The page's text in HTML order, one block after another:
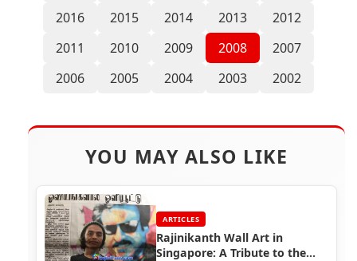
2016
2015 2014 2013
2012
2011
2010 2009 2008
2007
2006
2005 2004 2003 2002
YOU MAY ALSO LIKE
ARTICLES
Rajinikanth Wall Art in
Singapore: A Tribute to the